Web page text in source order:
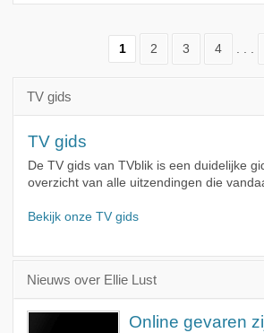
1 2 3 4 . . .
TV gids
TV gids
De TV gids van TVblik is een duidelijke
overzicht van alle uitzendingen die
Bekijk onze TV gids
Nieuws over Ellie Lust
Online gevaren